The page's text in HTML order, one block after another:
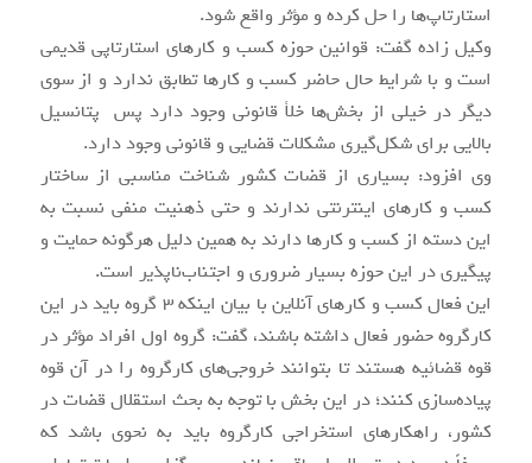
استارتاپ‌ها را حل کرده و مؤثر واقع شود.
وکیل زاده گفت: قوانین حوزه کسب و کارهای استارتاپی قدیمی
است و با شرایط حال حاضر کسب و کارها تطابق ندارد و از سوی
دیگر در خیلی از بخش‌ها خلأ قانونی وجود دارد پس پتانسیل
بالایی برای شکل‌گیری مشکلات قضایی و قانونی وجود دارد.
وی افزود: بسیاری از قضات کشور شناخت مناسبی از ساختار
کسب و کارهای اینترنتی ندارند و حتی ذهنیت منفی نسبت به
این دسته از کسب و کارها دارند به همین دلیل هرگونه حمایت و
پیگیری در این حوزه بسیار ضروری و اجتناب‌ناپذیر است.
این فعال کسب و کارهای آنلاین با بیان اینکه 3 گروه باید در این
کارگروه حضور فعال داشته باشند، گفت: گروه اول افراد مؤثر در
قوه قضائیه هستند تا بتوانند خروجی‌های کارگروه را در آن قوه
پیاده‌سازی کنند؛ در این بخش با توجه به بحث استقلال قضات در
کشور، راهکارهای استخراجی کارگروه باید به نحوی باشد که